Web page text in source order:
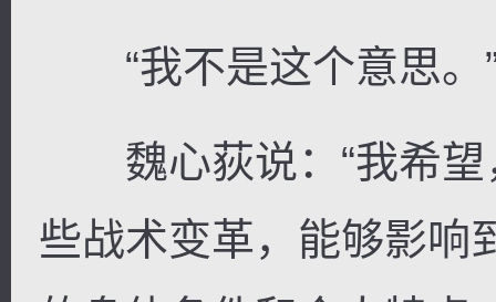
“我不是这个意思。
魏心荻说：“我希望
些战术变革，能够影响